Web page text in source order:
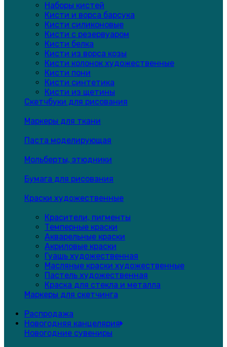
Наборы кистей
Кисти и ворса барсука
Кисти силиконовые
Кисти с резервуаром
Кисти белка
Кисти из ворса козы
Кисти колонок художественные
Кисти пони
Кисти синтетика
Кисти из щетины
Скетчбуки для рисования
Маркеры для ткани
Паста моделирующая
Мольберты, этюдники
Бумага для рисования
Краски художественные
Красители, пигменты
Темперные краски
Акварельные краски
Акриловые краски
Гуашь художественная
Масляные краски художественные
Пастель художественная
Краска для стекла и металла
Маркеры для скетчинга
Распродажа
Новогодняя канцелярия
Новогодние сувениры